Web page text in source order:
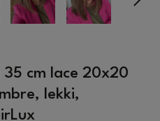
35 cm lace 20x20
lekki,